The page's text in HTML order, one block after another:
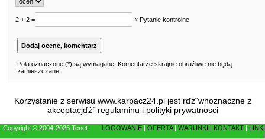
2 + 2 = « Pytanie kontrolne
Pola oznaczone (*) są wymagane. Komentarze skrajnie obraźliwe nie będą
zamieszczane.
Korzystanie z serwisu www.karpacz24.pl jest rďż˝wnoznaczne z
akceptacjďż˝ regulaminu i polityki prywatnosci
Copyright © 2004-2026 Tenet LOGOWANIE OFERTA| WARUNKI KONTAKT
LINKI